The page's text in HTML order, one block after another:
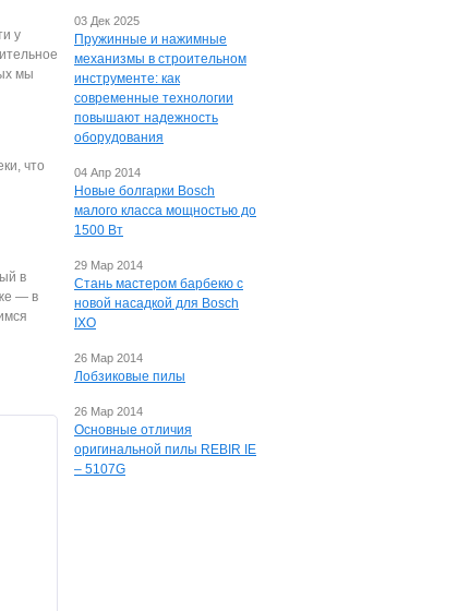
у
мы
что
в
— в
03 Дек 2025
Пружинные и нажимные
механизмы в строительном
инструменте: как
современные технологии
повышают надежность
оборудования
04 Апр 2014
Новые болгарки Bosch
малого класса мощностью до
1500 Вт
29 Мар 2014
Стань мастером барбекю с
новой насадкой для Bosch
IXO
26 Мар 2014
Лобзиковые пилы
26 Мар 2014
Основные отличия
оригинальной пилы REBIR IE
– 5107G